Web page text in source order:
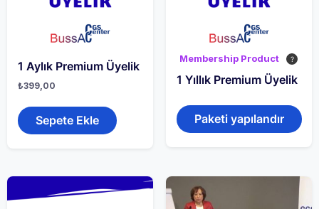
1 Aylık Premium Üyelik
₺399,00
Sepete Ekle
Membership Product
1 Yıllık Premium Üyelik
Paketi yapılandır